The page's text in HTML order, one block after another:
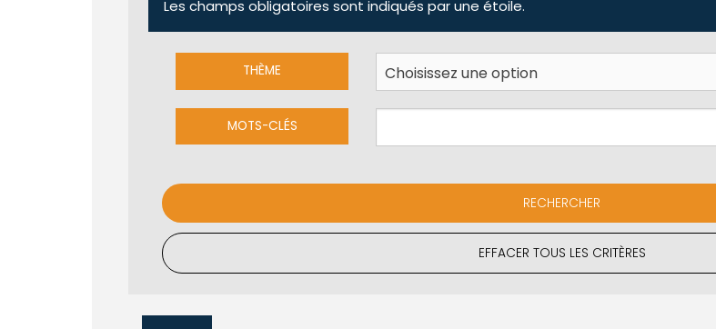
Les champs obligatoires sont indiqués par une étoile.
THÈME
MOTS-CLÉS
EFFACER TOUS LES CRITÈRES